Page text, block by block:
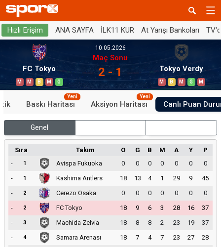
Hızlı Erişim ANA SAYFA İLK11 KUR At Yarışı Bankoları
FC Tokyo
M M B M G
10.05.2026
Maç Sonu
2 - 1 Tokyo Verdy
M B M G M
Baskı Haritası
Yeni
Aksiyon Haritası
Yeni
Canlı Puan
Genel
Sıra Takım O G B M A Y
P
-
1 Avispa Fukuoka 0 0 0 0 0 0
0
-
1 Kashima Antlers 18 13 4 1 29 9
45
-
2 Cerezo Osaka 0 0 0 0 0 0
0
-
2 FC Tokyo 18 9 6 3 28 16
37
-
3 Machida Zelvia 18 8 8 2 23 19
37
-
4 Samara Arenası 18 7 4 7 23 27 28